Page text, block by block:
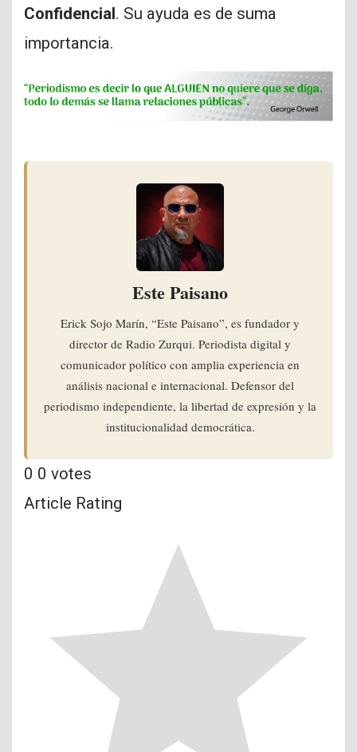
Confidencial. Su ayuda es de suma
importancia.
Este Paisano
Erick Sojo Marín, “Este Paisano”, es fundador y
director de Radio Zurqui. Periodista digital y
comunicador político con amplia experiencia en
análisis nacional e internacional. Defensor del
periodismo independiente, la libertad de expresión y la
institucionalidad democrática.
0 0 votes
Article Rating